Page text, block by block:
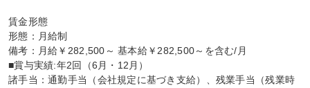
賃金形態
形態：月給制
備考：月給￥282,500～ 基本給￥282,500～を含む/月
■賞与実績:年2回（6月・12月）
諸手当：通勤手当（会社規定に基づき支給）、残業手当（残業時